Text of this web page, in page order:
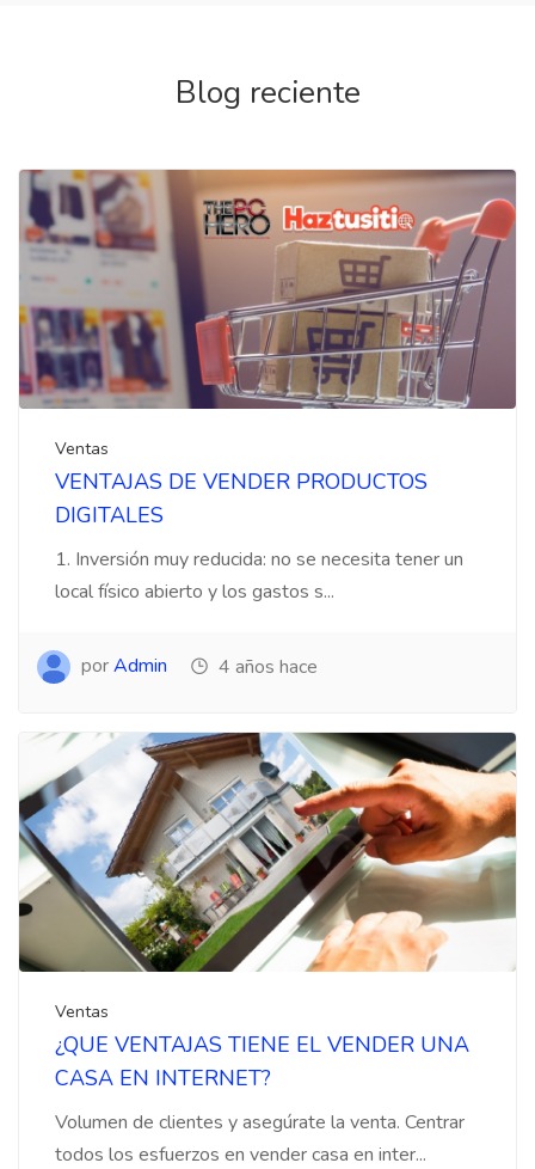
Blog reciente
Ventas
VENTAJAS DE VENDER PRODUCTOS
DIGITALES
1. Inversión muy reducida: no se necesita tener un
local físico abierto y los gastos s...
porAdmin 4 años hace
Ventas
¿QUE VENTAJAS TIENE EL VENDER UNA
CASA EN INTERNET?
Volumen de clientes y asegúrate la venta. Centrar
todos los esfuerzos en vender casa en inter...